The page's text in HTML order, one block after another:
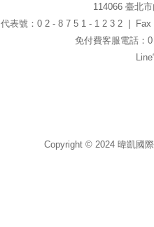
114066 臺北
代表號：0 2 - 8 7 5 1 - 1 2 3 2 |
免付費客服電話：
Copyright © 2024 暐凱國